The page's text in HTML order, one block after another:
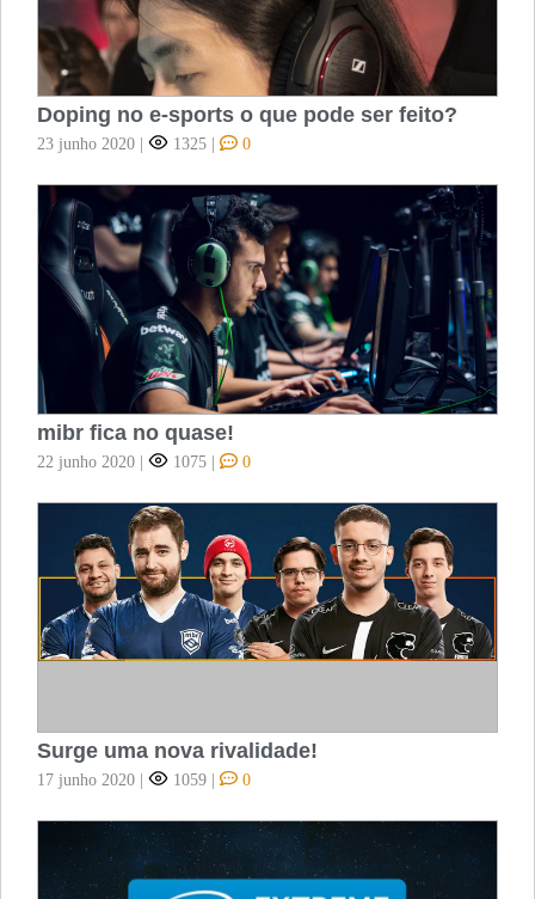
Doping no e-sports o que pode ser feito?
23 junho 2020 | 1325 | 0
mibr fica no quase!
22 junho 2020 | 1075 | 0
Surge uma nova rivalidade!
17 junho 2020 | 1059 | 0